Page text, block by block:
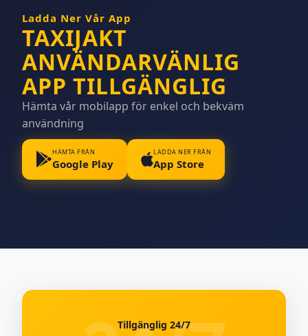
Ladda Ner Vår App
TAXIJAKT
ANVÄNDARVÄNLIG
APP TILLGÄNGLIG
Hämta vår mobilapp för enkel och bekväm
användning
HÄMTA FRÅN
Google Play
LADDA NER FRÅN
App Store
Tillgänglig 24/7